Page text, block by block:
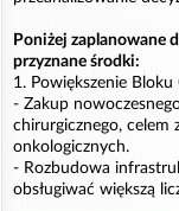
Poniżej zaplanowane
przyznane środki:
1. Powiększenie Bloku
- Zakup
chirurgicznego, celem
onkologicznych.
- Rozbudowa
obsługiwać większą